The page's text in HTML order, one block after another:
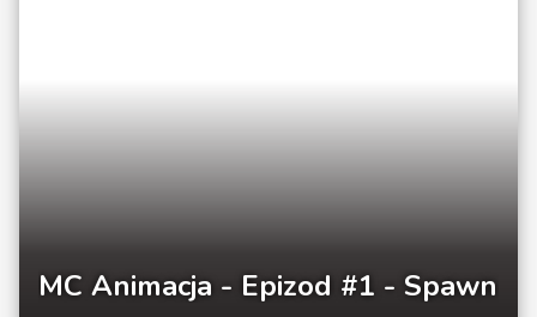
MC Animacja - Epizod #1 - Spawn